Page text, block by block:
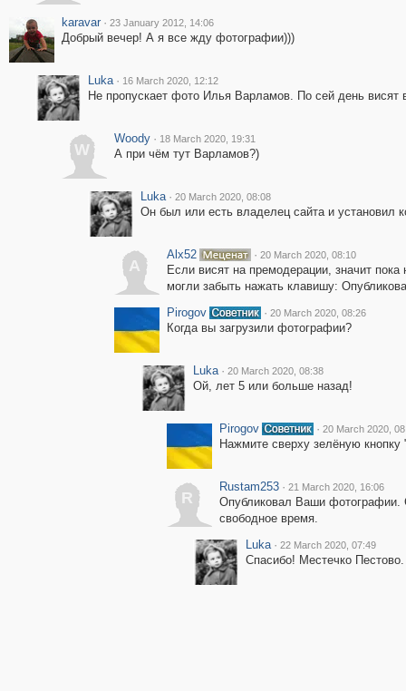
karavar · 23 January 2012, 14:06
Добрый вечер! А я все жду фотографии)))
Luka · 16 March 2020, 12:12
Не пропускает фото Илья Варламов. По сей день висят
W
Woody · 18 March 2020, 19:31
А при чём тут Варламов?)
Luka · 20 March 2020, 08:08
Он был или есть владелец сайта и установил
A
Alx52 · 20 March 2020, 08:10
Если висят на премодерации, значит
могли забыть нажать клавишу:
Pirogov
· 20 March 2020, 08:26
Когда вы загрузили фотографии?
Luka · 20 March 2020, 08:38
Ой, лет 5 или больше назад!
Pirogov · 20 March 2020,
Нажмите сверху зелёную
R
Rustam253 · 21 March 2020, 16:06
Опубликовал Ваши фотографии.
свободное время.
Luka · 22 March 2020, 07:49
Спасибо! Местечко